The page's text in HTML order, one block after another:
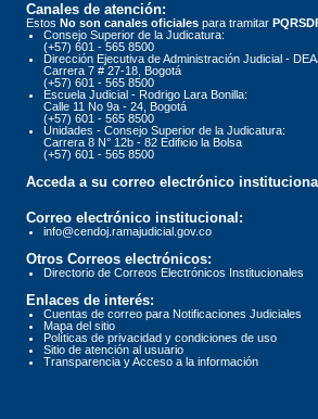
Canales de atención:
Estos No son canales oficiales para tramitar
Consejo Superior de la Judicatura:
(+57) 601 - 565 8500
Dirección Ejecutiva de Administración Judicial -
Carrera 7 # 27-18, Bogotá
(+57) 601 - 565 8500
Escuela Judicial - Rodrigo Lara Bonilla:
Calle 11 No 9a - 24, Bogotá
(+57) 601 - 565 8500
Unidades - Consejo Superior de la Judicatura:
Carrera 8 N° 12b - 82 Edificio la Bolsa
(+57) 601 - 565 8500
Acceda a su correo electrónico institucional
Correo electrónico institucional:
info@cendoj.ramajudicial.gov.co
Otros Correos electrónicos:
Directorio de Correos Electrónicos Institucionales
Enlaces de interés:
Cuentas de correo para Notificaciones Judiciales
Mapa del sitio
Políticas de privacidad y condiciones de uso
Sitio de atención al usuario
Transparencia y Acceso a la información